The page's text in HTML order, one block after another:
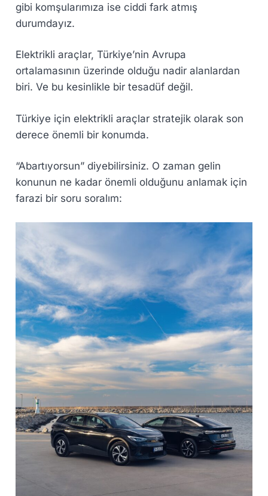
gibi komşularımıza ise ciddi fark atmış
durumdayız.
Elektrikli araçlar, Türkiye’nin Avrupa
ortalamasının üzerinde olduğu nadir alanlardan
biri. Ve bu kesinlikle bir tesadüf değil.
Türkiye için elektrikli araçlar stratejik olarak son
derece önemli bir konumda.
“Abartıyorsun” diyebilirsiniz. O zaman gelin
konunun ne kadar önemli olduğunu anlamak için
farazi bir soru soralım: